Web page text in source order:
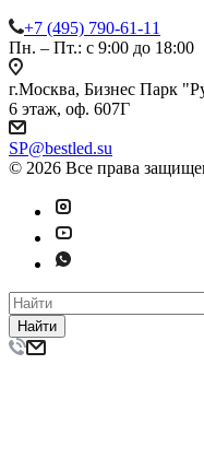
+7 (495) 790-61-11
Пн. – Пт.: с 9:00 до 18:00
г.Москва, Бизнес Парк
6 этаж, оф. 607Г
SP@bestled.su
© 2026 Все права
Найти